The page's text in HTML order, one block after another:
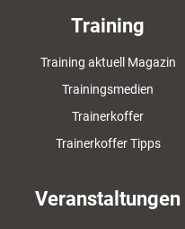
Training
Training aktuell Magazin
Trainingsmedien
Trainerkoffer
Trainerkoffer Tipps
Veranstaltungen